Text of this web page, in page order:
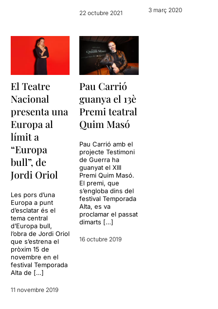
22 octubre 2021 3 març 2020
El Teatre
Nacional
presenta una
Europa al
límit a
“Europa
bull”, de
Jordi Oriol
Les pors d’una
Europa a punt
d’esclatar és el
tema central
d’Europa bull,
l’obra de Jordi Oriol
que s’estrena el
pròxim 15 de
novembre en el
festival Temporada
Alta de […]
11 novembre 2019
Pau Carrió
guanya el 13è
Premi teatral
Quim Masó
Pau Carrió amb el
projecte Testimoni
de Guerra ha
guanyat el XIII
Premi Quim Masó.
El premi, que
s’engloba dins del
festival Temporada
Alta, es va
proclamar el passat
dimarts […]
16 octubre 2019